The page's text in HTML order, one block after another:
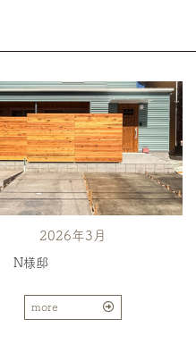
2026年3月
N様邸
more